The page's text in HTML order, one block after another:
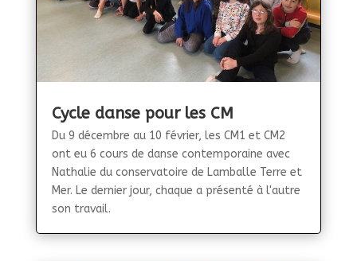
Cycle danse pour les CM
Du 9 décembre au 10 février, les CM1 et CM2
ont eu 6 cours de danse contemporaine avec
Nathalie du conservatoire de Lamballe Terre et
Mer. Le dernier jour, chaque a présenté à l'autre
son travail.